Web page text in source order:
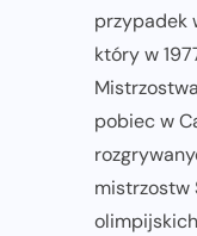
przypadek
który w
pobiec w
mistrzostw